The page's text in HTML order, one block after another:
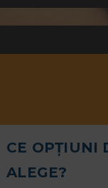
CE OPȚIUNI
ALEGE?